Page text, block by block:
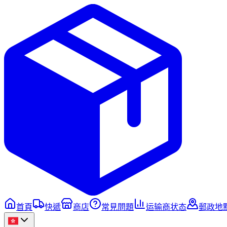
首頁 快遞 商店 常見問題 运输商状态 郵政地